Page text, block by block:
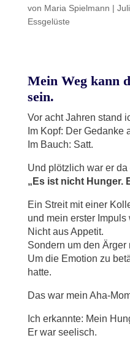
von Maria Spielmann |
Essgelüste
Mein Weg kann
sein.
Vor acht Jahren stand
Im Kopf: Der Gedanke
Im Bauch: Satt.
Und plötzlich war er
„Es ist nicht Hunger.
Ein Streit mit einer
und mein erster Impuls
Nicht aus Appetit.
Sondern um den Ärger
Um die Emotion zu
hatte.
Das war mein Aha-
Ich erkannte: Mein
Er war seelisch.